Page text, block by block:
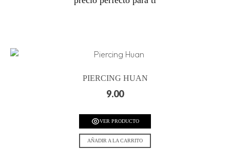
PIERCING HUAN
9.00
VER PRODUCTO
AÑADIR A LA CARRITO